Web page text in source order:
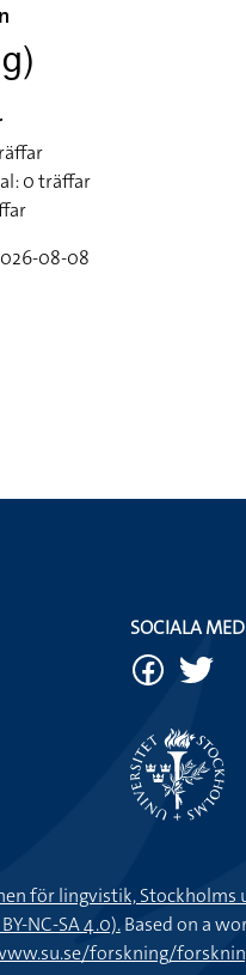
0 träffar
08-08
SOCIALA
för lingvistik, Stockholms
NC-SA 4.0).Based on a
forskning/